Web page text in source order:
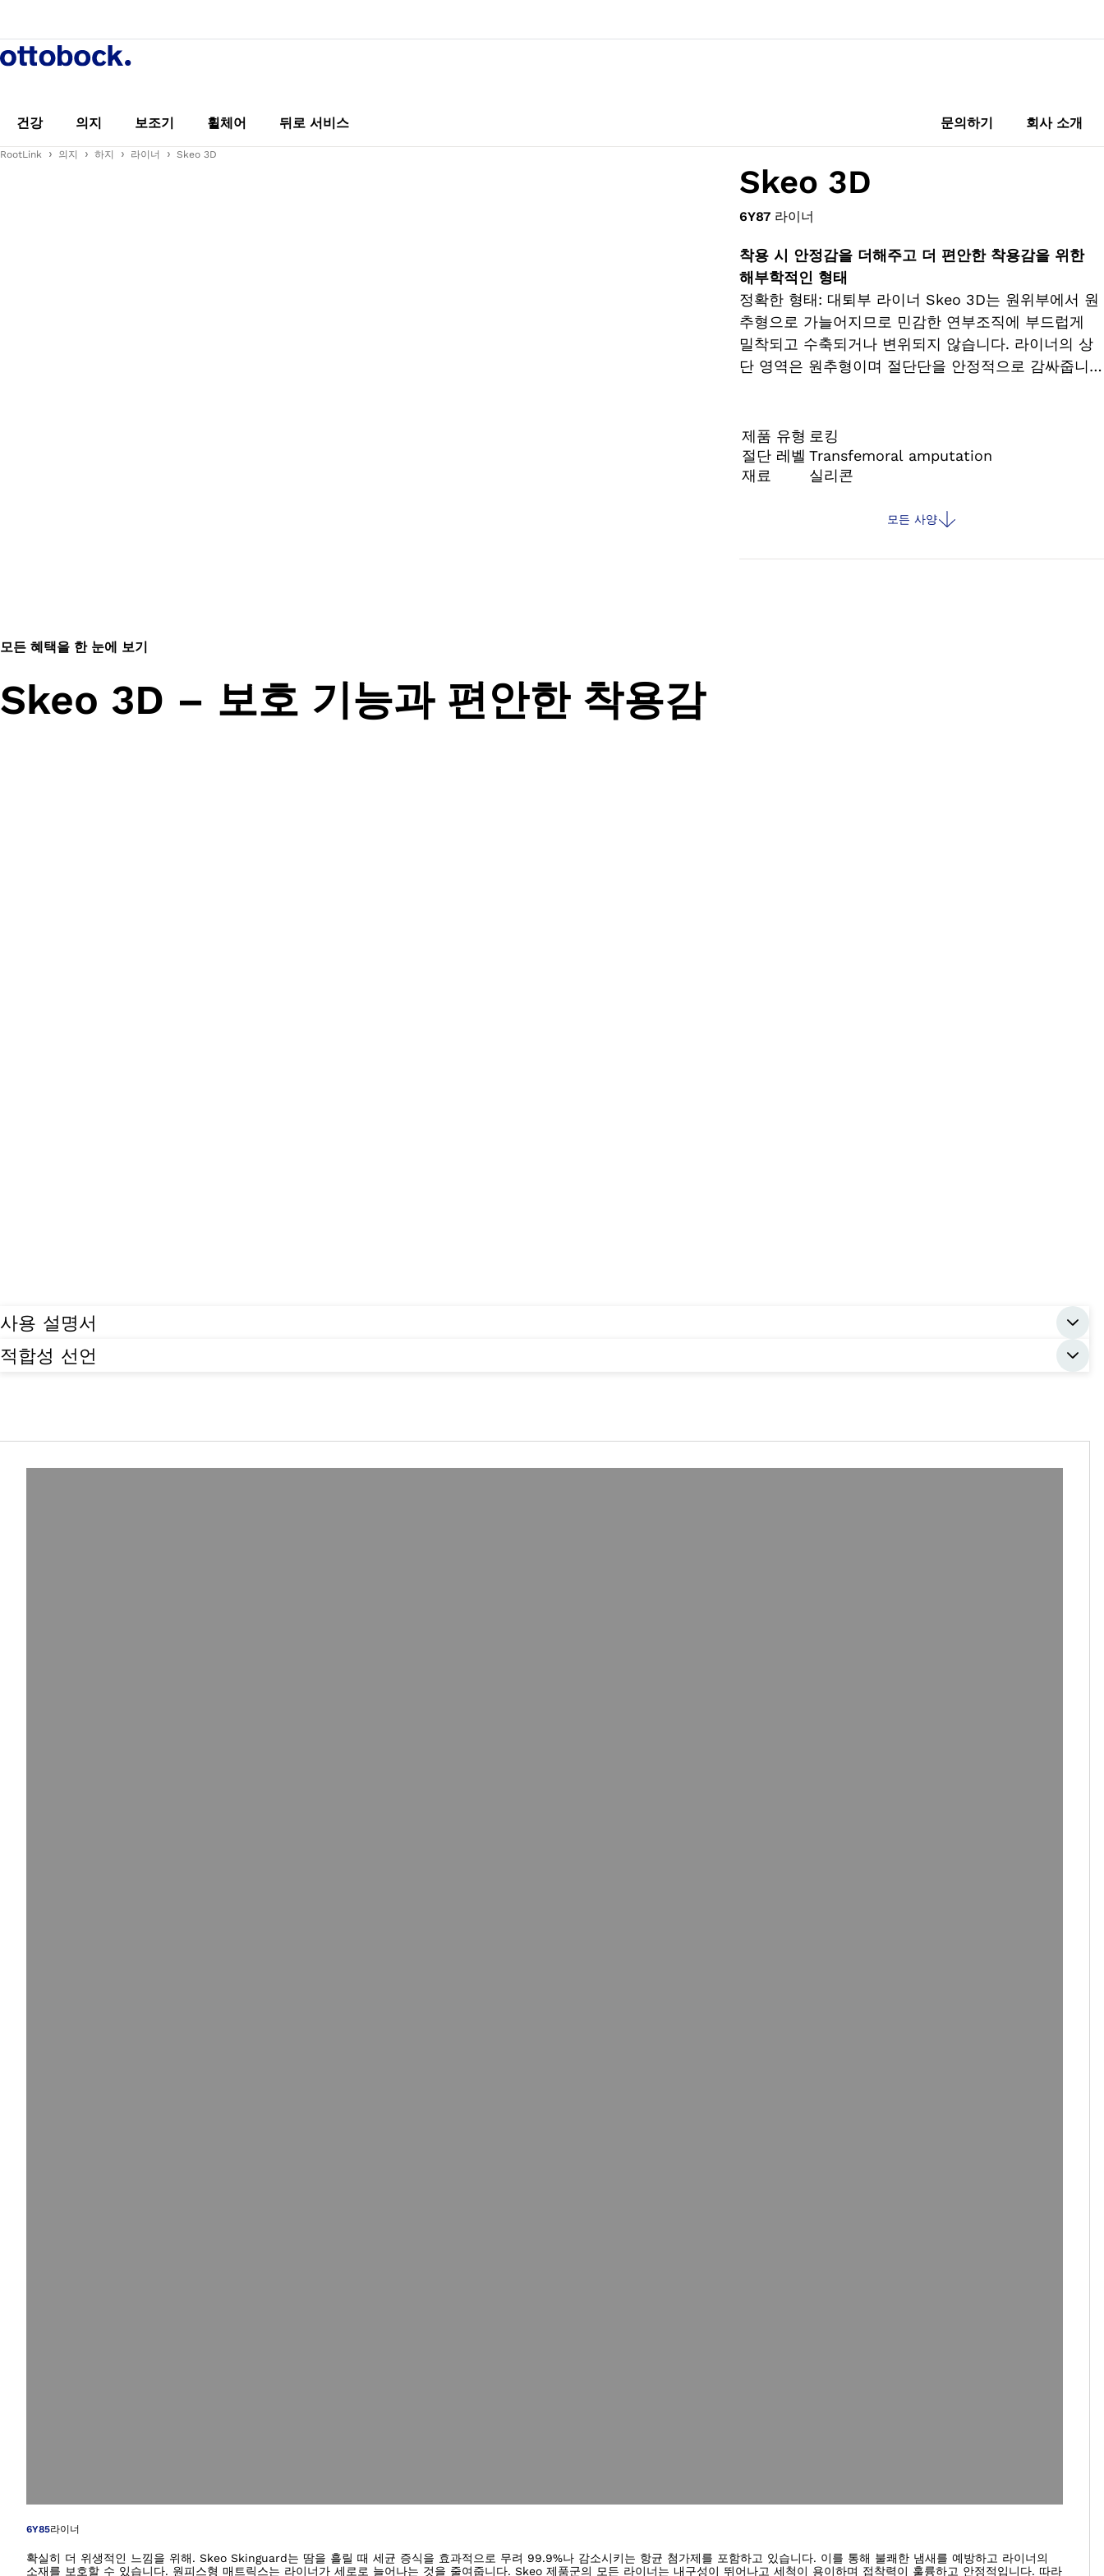
건강 의지 보조기 휠체어 뒤로 서비스 문의하기 회사 소개
RootLink 의지 하지 라이너 Skeo 3D
Skeo 3D
6Y87 라이너
착용 시 안정감을 더해주고 더 편안한 착용감을 위한
해부학적인 형태
정확한 형태: 대퇴부 라이너 Skeo 3D는 원위부에서 원
추형으로 가늘어지므로 민감한 연부조직에 부드럽게
밀착되고 수축되거나 변위되지 않습니다. 라이너의 상
단 영역은 원추형이며 절단단을 안정적으로 감싸줍니
이 뛰어나고 세척이 용이하며 접착력이 훌륭하고 안정
적입니다. 따라서 연부조직이 많은 절단단에 이상적입
니다.
제품 유형 로킹
절단 레벨 Transfemoral amputation
재료
실리콘
모든 사양
모든 혜택을 한 눈에 보기
Skeo 3D – 보호 기능과 편안한 착용감
사용 설명서
적합성 선언
갤러리 보기에서 이미지 열림
6Y85라이너
확실히 더 위생적인 느낌을 위해. Skeo Skinguard는 땀을 흘릴 때 세균 증식을 효과적으로 무려 99.9%나 감소시키는 항균 첨가제를 포함하고 있습니다. 이를 통해 불쾌한 냄새를 예방하고 라이너의
소재를 보호할 수 있습니다. 원피스형 매트릭스는 라이너가 세로로 늘어나는 것을 줄여줍니다. Skeo 제품군의 모든 라이너는 내구성이 뛰어나고 세척이 용이하며 접착력이 훌륭하고 안정적입니다. 따라